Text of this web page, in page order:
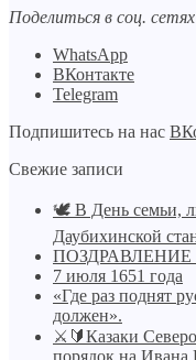
Поделиться в соц.
WhatsApp
ВКонтакте
Telegram
Подпишитесь на нас
Свежие записи
🕊️ В День семьи,
Даубихинской
7 июля 1651 года
«Где раз поднят
должен».
⚔🔰Казаки
порядок на Ивана